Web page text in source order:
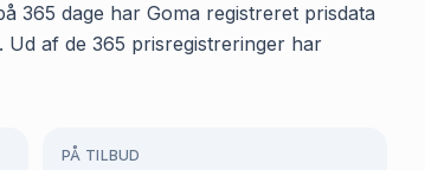
365 dage har Goma registreret prisdata
Ud af de 365 prisregistreringer har
PÅ TILBUD